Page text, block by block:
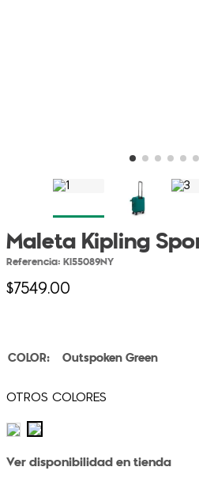
Maleta Kipling
Referencia: KI55089NY
$7549.00
Outspoken Green
Ver disponibilidad en tienda